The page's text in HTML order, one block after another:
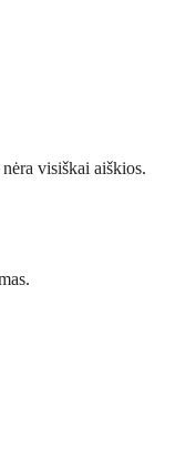
visiškai aiškios.